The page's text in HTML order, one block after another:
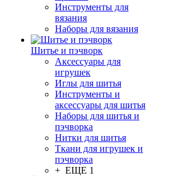
Инструменты для
вязания
Наборы для вязания
Шитье и пэчворк
Аксессуары для
игрушек
Иглы для шитья
Инструменты и
аксессуары для шитья
Наборы для шитья и
пэчворка
Нитки для шитья
Ткани для игрушек и
пэчворка
+ ЕЩЕ 1